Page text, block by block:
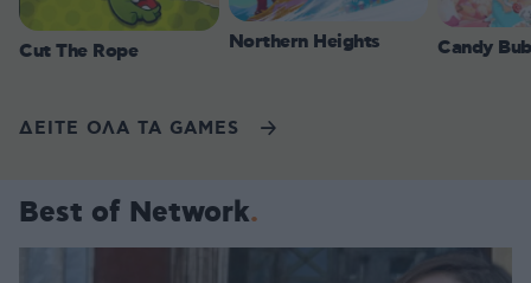
Cut The Rope Northern Heights Candy
ΔΕΙΤΕ ΟΛΑ ΤΑ GAMES
Best of Network